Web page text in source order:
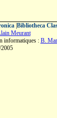
| Bibliotheca
Meurant
informatiques : B.